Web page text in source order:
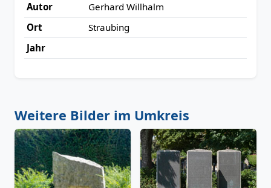
Autor
Gerhard Willhalm
Ort
Straubing
Jahr
Weitere Bilder im Umkreis